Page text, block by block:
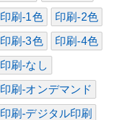
印刷-1色 印刷-2色
印刷-3色 印刷-4色
印刷-なし
印刷-オンデマンド
印刷-デジタル印刷